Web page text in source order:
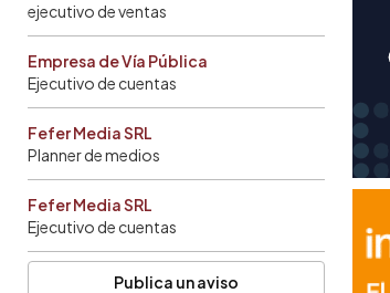
ejecutivo de ventas
Empresa de Vía Pública
Ejecutivo de cuentas
Fefer Media SRL
Planner de medios
Fefer Media SRL
Ejecutivo de cuentas
Publica un aviso